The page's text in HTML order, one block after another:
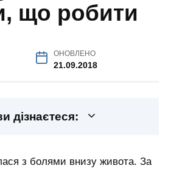
що робити
ОНОВЛЕНО
21.09.2018
дізнаєтеся:
з болями внизу живота. За